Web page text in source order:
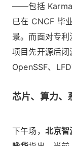
——包括
已在 CNCF 毕
景。而面对专
项目先开源后
OpenSSF、
芯片、算力、
下午场， 北京智